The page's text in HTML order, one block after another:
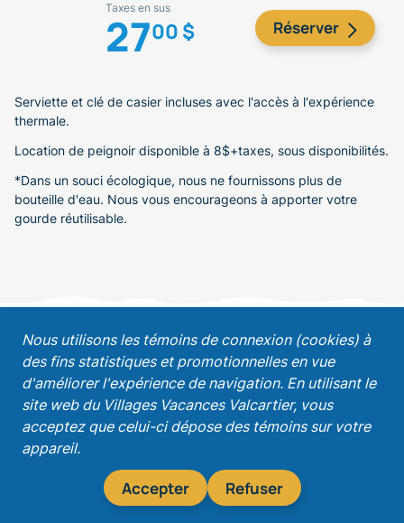
Taxes en sus
2700 $ Réserver
Serviette et clé de casier incluses avec l'accès à l'expérience
thermale.
Location de peignoir disponible à 8$+taxes, sous disponibilités.
*Dans un souci écologique, nous ne fournissons plus de
bouteille d'eau. Nous vous encourageons à apporter votre
gourde réutilisable.
Nous utilisons les témoins de connexion (cookies) à
des fins statistiques et promotionnelles en vue
d'améliorer l'expérience de navigation. En utilisant le
site web du Villages Vacances Valcartier, vous
acceptez que celui-ci dépose des témoins sur votre
appareil.
Accepter Refuser
Recevez nos promotions!
S'abonner